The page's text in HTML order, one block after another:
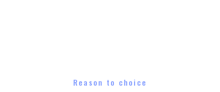
Reason to choice